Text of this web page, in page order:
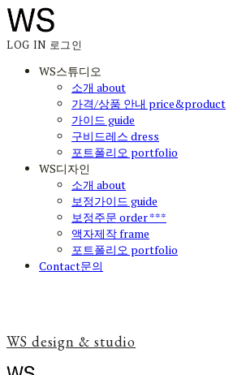
LOG IN 로그인
WS스튜디오
소개 about
가격/상품 안내 price&product
가이드 guide
구비드레스 dress
포트폴리오 portfolio
WS디자인
소개 about
보정가이드 guide
보정주문 order ***
액자제작 frame
포트폴리오 portfolio
Contact문의
WS design & studio